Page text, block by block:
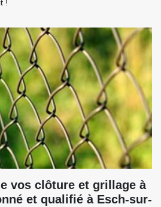
!
vos clôture et grillage à
et qualifié à Esch-sur-